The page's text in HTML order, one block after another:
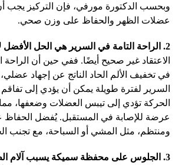
وبحسب الدكتورة مورفي، فإن التركيز يجب
عضلات الظهر والحفاظ على وزن صحي.
2. الراحة التامة في السرير هي الحل الأفضل لآلام الظهر:
الاعتقاد غير صحيح أيضًا. ففي حين أن
في تخفيف الألم الحاد الناتج عن إجهاد عضلي،
السرير لفترة طويلة يمكن أن يؤدي إلى
الحركة تؤدي إلى تيبس العضلات وضعفها،
عرضة للإصابة في المستقبل. يُفضل
ومنتظم، مثل المشي أو السباحة، مع تجنب
3. الجلوس على محفظة سميكة يسبب آلام الظهر: